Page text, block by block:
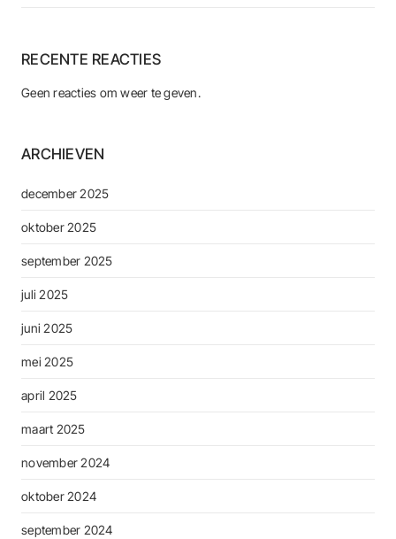
RECENTE REACTIES
Geen reacties om weer te geven.
ARCHIEVEN
december 2025
oktober 2025
september 2025
juli 2025
juni 2025
mei 2025
april 2025
maart 2025
november 2024
oktober 2024
september 2024